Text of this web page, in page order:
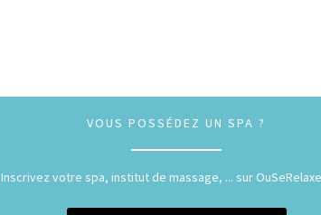
VOUS POSSÉDEZ UN SPA ?
Inscrivez votre spa, institut de massage, ... sur